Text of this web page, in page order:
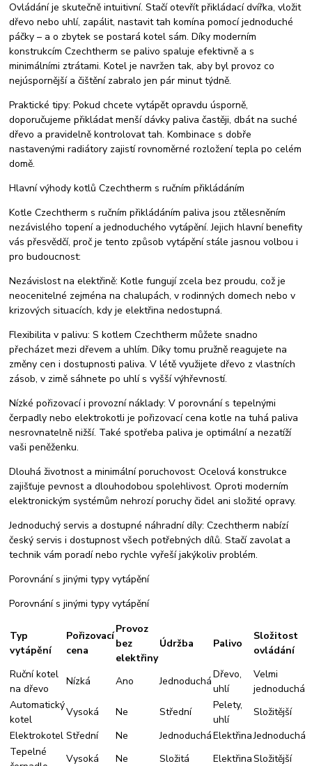
Ovládání je skutečně intuitivní. Stačí otevřít přikládací dvířka, vložit
dřevo nebo uhlí, zapálit, nastavit tah komína pomocí jednoduché
páčky – a o zbytek se postará kotel sám. Díky moderním
konstrukcím Czechtherm se palivo spaluje efektivně a s
minimálními ztrátami. Kotel je navržen tak, aby byl provoz co
nejúspornější a čištění zabralo jen pár minut týdně.
Praktické tipy: Pokud chcete vytápět opravdu úsporně,
doporučujeme přikládat menší dávky paliva častěji, dbát na suché
dřevo a pravidelně kontrolovat tah. Kombinace s dobře
nastavenými radiátory zajistí rovnoměrné rozložení tepla po celém
domě.
Hlavní výhody kotlů Czechtherm s ručním přikládáním
Kotle Czechtherm s ručním přikládáním paliva jsou ztělesněním
nezávislého topení a jednoduchého vytápění. Jejich hlavní benefity
vás přesvědčí, proč je tento způsob vytápění stále jasnou volbou i
pro budoucnost:
Nezávislost na elektřině: Kotle fungují zcela bez proudu, což je
neocenitelné zejména na chalupách, v rodinných domech nebo v
krizových situacích, kdy je elektřina nedostupná.
Flexibilita v palivu: S kotlem Czechtherm můžete snadno
přecházet mezi dřevem a uhlím. Díky tomu pružně reagujete na
změny cen i dostupnosti paliva. V létě využijete dřevo z vlastních
zásob, v zimě sáhnete po uhlí s vyšší výhřevností.
Nízké pořizovací i provozní náklady: V porovnání s tepelnými
čerpadly nebo elektrokotli je pořizovací cena kotle na tuhá paliva
nesrovnatelně nižší. Také spotřeba paliva je optimální a nezatíží
vaši peněženku.
Dlouhá životnost a minimální poruchovost: Ocelová konstrukce
zajišťuje pevnost a dlouhodobou spolehlivost. Oproti moderním
elektronickým systémům nehrozí poruchy čidel ani složité opravy.
Jednoduchý servis a dostupné náhradní díly: Czechtherm nabízí
český servis i dostupnost všech potřebných dílů. Stačí zavolat a
technik vám poradí nebo rychle vyřeší jakýkoliv problém.
Porovnání s jinými typy vytápění
Porovnání s jinými typy vytápění
Typ
vytápění
Pořizovací
cena
Provoz
bez
elektřiny
Údržba Palivo
Složitost
ovládání
Ruční kotel
na dřevo
Nízká Ano Jednoduchá
Dřevo,
uhlí
Velmi
jednoduchá
Automatický
kotel
Vysoká Ne Střední
Pelety,
uhlí
Složitější
Elektrokotel Střední Ne JednoducháElektřinaJednoduchá
Tepelné
Vysoká Ne Složitá ElektřinaSložitější